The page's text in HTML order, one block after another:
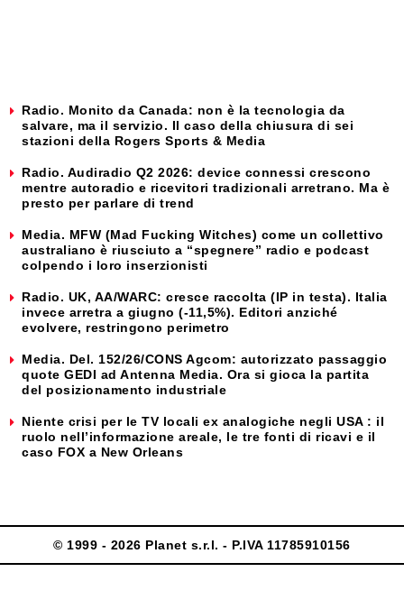
Radio. Monito da Canada: non è la tecnologia da
salvare, ma il servizio. Il caso della chiusura di sei
stazioni della Rogers Sports & Media
Radio. Audiradio Q2 2026: device connessi crescono
mentre autoradio e ricevitori tradizionali arretrano. Ma è
presto per parlare di trend
Media. MFW (Mad Fucking Witches) come un collettivo
australiano è riusciuto a “spegnere” radio e podcast
colpendo i loro inserzionisti
Radio. UK, AA/WARC: cresce raccolta (IP in testa). Italia
invece arretra a giugno (-11,5%). Editori anziché
evolvere, restringono perimetro
Media. Del. 152/26/CONS Agcom: autorizzato passaggio
quote GEDI ad Antenna Media. Ora si gioca la partita
del posizionamento industriale
Niente crisi per le TV locali ex analogiche negli USA : il
ruolo nell’informazione areale, le tre fonti di ricavi e il
caso FOX a New Orleans
© 1999 - 2026 Planet s.r.l. - P.IVA 11785910156